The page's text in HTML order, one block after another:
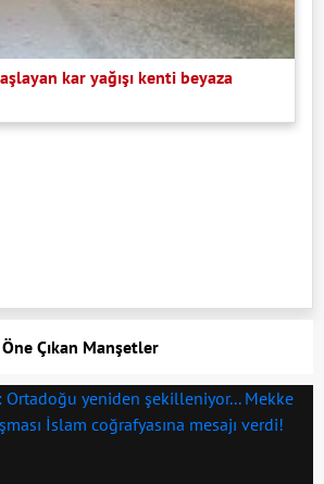
kar yağışı kenti beyaza
Öne Çıkan Manşetler